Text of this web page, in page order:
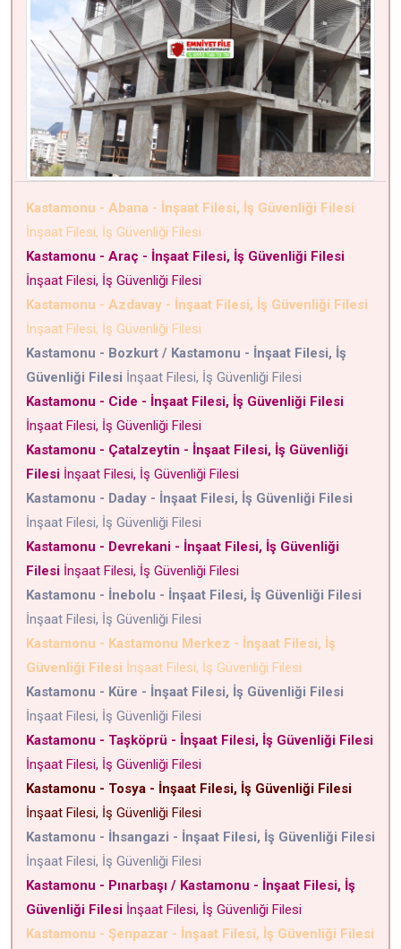
Kastamonu - Abana - İnşaat Filesi, İş Güvenliği Filesi
İnşaat Filesi, İş Güvenliği Filesi
Kastamonu - Araç - İnşaat Filesi, İş Güvenliği Filesi
İnşaat Filesi, İş Güvenliği Filesi
Kastamonu - Azdavay - İnşaat Filesi, İş Güvenliği Filesi
İnşaat Filesi, İş Güvenliği Filesi
Kastamonu - Bozkurt / Kastamonu - İnşaat Filesi, İş
Güvenliği Filesi İnşaat Filesi, İş Güvenliği Filesi
Kastamonu - Cide - İnşaat Filesi, İş Güvenliği Filesi
İnşaat Filesi, İş Güvenliği Filesi
Kastamonu - Çatalzeytin - İnşaat Filesi, İş Güvenliği
Filesi İnşaat Filesi, İş Güvenliği Filesi
Kastamonu - Daday - İnşaat Filesi, İş Güvenliği Filesi
İnşaat Filesi, İş Güvenliği Filesi
Kastamonu - Devrekani - İnşaat Filesi, İş Güvenliği
Filesi İnşaat Filesi, İş Güvenliği Filesi
Kastamonu - İnebolu - İnşaat Filesi, İş Güvenliği Filesi
İnşaat Filesi, İş Güvenliği Filesi
Kastamonu - Kastamonu Merkez - İnşaat Filesi, İş
Güvenliği Filesi İnşaat Filesi, İş Güvenliği Filesi
Kastamonu - Küre - İnşaat Filesi, İş Güvenliği Filesi
İnşaat Filesi, İş Güvenliği Filesi
Kastamonu - Taşköprü - İnşaat Filesi, İş Güvenliği Filesi
İnşaat Filesi, İş Güvenliği Filesi
Kastamonu - Tosya - İnşaat Filesi, İş Güvenliği Filesi
İnşaat Filesi, İş Güvenliği Filesi
Kastamonu - İhsangazi - İnşaat Filesi, İş Güvenliği Filesi
İnşaat Filesi, İş Güvenliği Filesi
Kastamonu - Pınarbaşı / Kastamonu - İnşaat Filesi, İş
Güvenliği Filesi İnşaat Filesi, İş Güvenliği Filesi
Kastamonu - Şenpazar - İnşaat Filesi, İş Güvenliği Filesi